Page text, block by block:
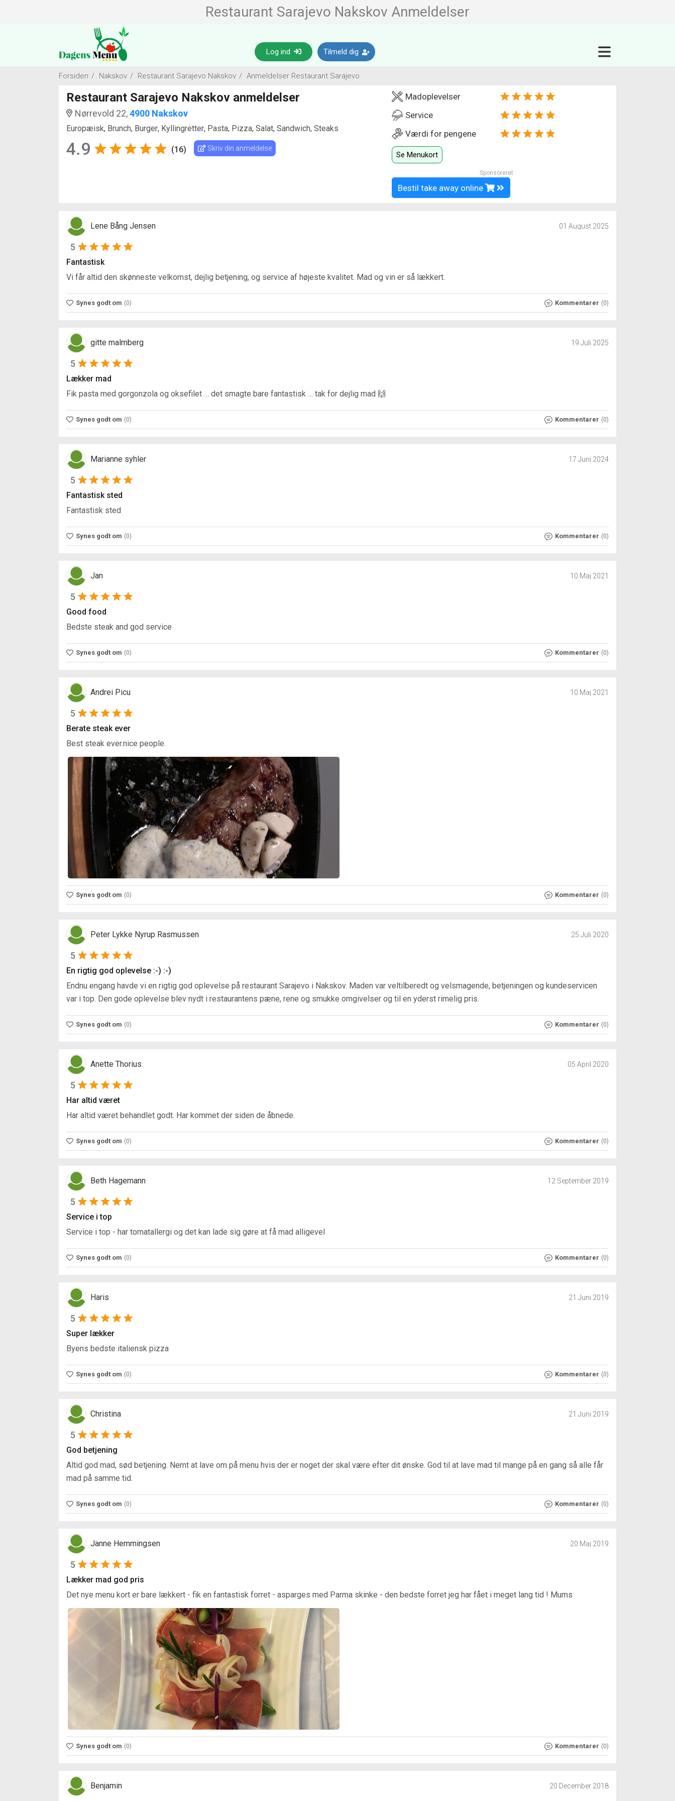
Restaurant Sarajevo Nakskov Anmeldelser
Log ind Tilmeld dig
Forsiden / Nakskov / Restaurant Sarajevo Nakskov / Anmeldelser Restaurant Sarajevo
Restaurant Sarajevo Nakskov anmeldelser
Nørrevold 22,4900 Nakskov
Europæisk, Brunch, Burger, Kyllingretter, Pasta, Pizza, Salat, Sandwich, Steaks
4.9 (16) Skriv din anmeldelse
Madoplevelser
Service
Værdi for pengene
Se Menukort
Sponsoreret
Bestil take away online
Lene Bång Jensen 01 August 2025
5
Fantastisk
Vi får altid den skønneste velkomst, dejlig betjening, og service af højeste kvalitet. Mad og vin er så lækkert.
Synes godt om (0) Kommentarer (0)
gitte malmberg 19 Juli 2025
5
Lækker mad
Fik pasta med gorgonzola og oksefilet … det smagte bare fantastisk … tak for dejlig mad 🙌
Synes godt om (0) Kommentarer (0)
Marianne syhler 17 Juni 2024
5
Fantastisk sted
Fantastisk sted
Synes godt om (0) Kommentarer (0)
Jan 10 Maj 2021
5
Good food
Bedste steak and god service
Synes godt om (0) Kommentarer (0)
Andrei Picu 10 Maj 2021
5
Berate steak ever
Best steak ever.nice people.
Synes godt om (0) Kommentarer (0)
Peter Lykke Nyrup Rasmussen 25 Juli 2020
5
En rigtig god oplevelse :-) :-)
Endnu engang havde vi en rigtig god oplevelse på restaurant Sarajevo i Nakskov. Maden var veltilberedt og velsmagende, betjeningen og kundeservicen
var i top. Den gode oplevelse blev nydt i restaurantens pæne, rene og smukke omgivelser og til en yderst rimelig pris.
Synes godt om (0) Kommentarer (0)
Anette Thorius 05 April 2020
5
Har altid været
Har altid været behandlet godt. Har kommet der siden de åbnede.
Synes godt om (0) Kommentarer (0)
Beth Hagemann 12 September 2019
5
Service i top
Service i top - har tomatallergi og det kan lade sig gøre at få mad alligevel
Synes godt om (0) Kommentarer (0)
Haris 21 Juni 2019
5
Super lækker
Byens bedste italiensk pizza
Synes godt om (0) Kommentarer (0)
Christina 21 Juni 2019
5
God betjening
Altid god mad, sød betjening. Nemt at lave om på menu hvis der er noget der skal være efter dit ønske. God til at lave mad til mange på en gang så alle får
mad på samme tid.
Synes godt om (0) Kommentarer (0)
Janne Hemmingsen 20 Maj 2019
5
Lækker mad god pris
Det nye menu kort er bare lækkert - fik en fantastisk forret - asparges med Parma skinke - den bedste forret jeg har fået i meget lang tid ! Mums
Synes godt om (0) Kommentarer (0)
Benjamin 20 December 2018